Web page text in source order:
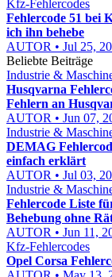
Kfz-Fehlercodes
Fehlercode 51 bei
ich ihn behebe
AUTOR • Jul 25,
Beliebte Beiträge
Industrie &
Husqvarna
Fehlern an
AUTOR • Jun 07,
Industrie &
DEMAG
einfach erklärt
AUTOR • Jul 03,
Industrie &
Fehlercode Liste
Behebung ohne
AUTOR • Jun 11,
Kfz-Fehlercodes
Opel Corsa